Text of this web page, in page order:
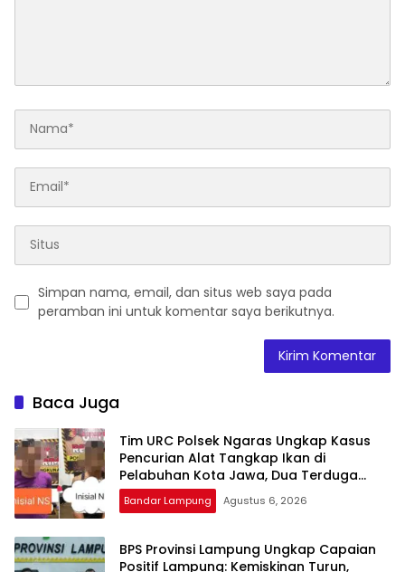
Simpan nama, email, dan situs web saya pada
peramban ini untuk komentar saya berikutnya.
Baca Juga
Tim URC Polsek Ngaras Ungkap Kasus
Pencurian Alat Tangkap Ikan di
Pelabuhan Kota Jawa, Dua Terduga
Pelaku Diamankan.
Bandar Lampung Agustus 6, 2026
BPS Provinsi Lampung Ungkap Capaian
Positif Lampung: Kemiskinan Turun,